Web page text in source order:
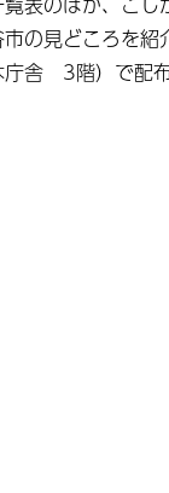
の見どころを紹
舎 3階）で配